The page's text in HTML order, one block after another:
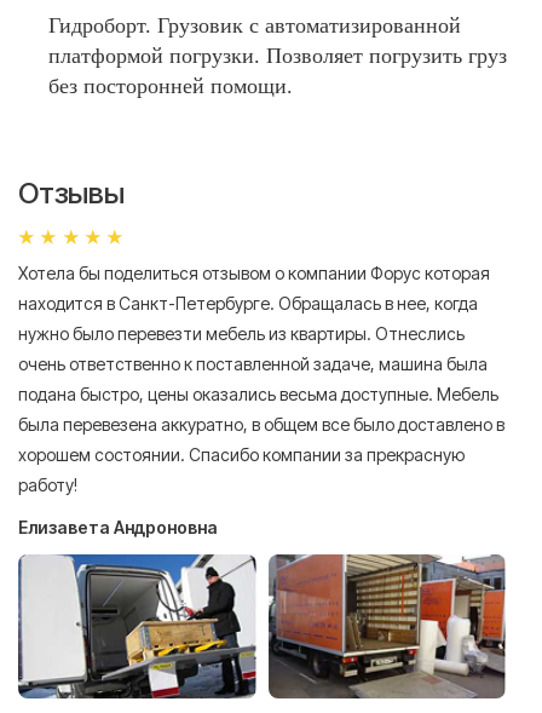
Гидроборт. Грузовик с автоматизированной
платформой погрузки. Позволяет погрузить груз
без посторонней помощи.
Отзывы
Хотела бы поделиться отзывом о компании Форус которая
находится в Санкт-Петербурге. Обращалась в нее, когда
нужно было перевезти мебель из квартиры. Отнеслись
очень ответственно к поставленной задаче, машина была
подана быстро, цены оказались весьма доступные. Мебель
была перевезена аккуратно, в общем все было доставлено в
хорошем состоянии. Спасибо компании за прекрасную
работу!
Елизавета Андроновна